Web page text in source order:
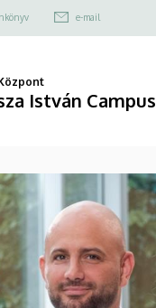
e-mail
István Campus